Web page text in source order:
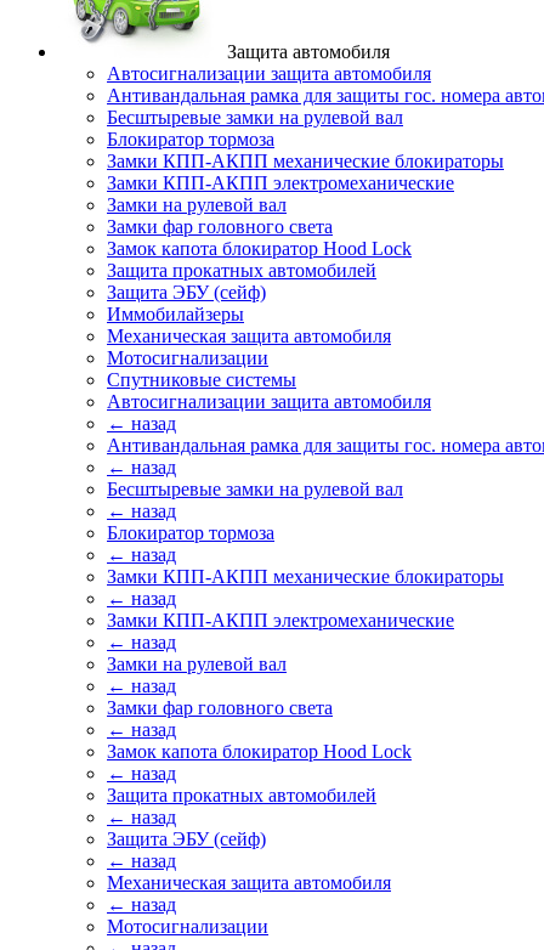
Защита автомобиля
Автосигнализации защита автомобиля
Антивандальная рамка для защиты гос. номера
Бесштыревые замки на рулевой вал
Блокиратор тормоза
Замки КПП-АКПП механические блокираторы
Замки КПП-АКПП электромеханические
Замки на рулевой вал
Замки фар головного света
Замок капота блокиратор Hood Lock
Защита прокатных автомобилей
Защита ЭБУ (сейф)
Иммобилайзеры
Механическая защита автомобиля
Мотосигнализации
Спутниковые системы
Автосигнализации защита автомобиля
← назад
Антивандальная рамка для защиты гос. номера
← назад
Бесштыревые замки на рулевой вал
← назад
Блокиратор тормоза
← назад
Замки КПП-АКПП механические блокираторы
← назад
Замки КПП-АКПП электромеханические
← назад
Замки на рулевой вал
← назад
Замки фар головного света
← назад
Замок капота блокиратор Hood Lock
← назад
Защита прокатных автомобилей
← назад
Защита ЭБУ (сейф)
← назад
Механическая защита автомобиля
← назад
Мотосигнализации